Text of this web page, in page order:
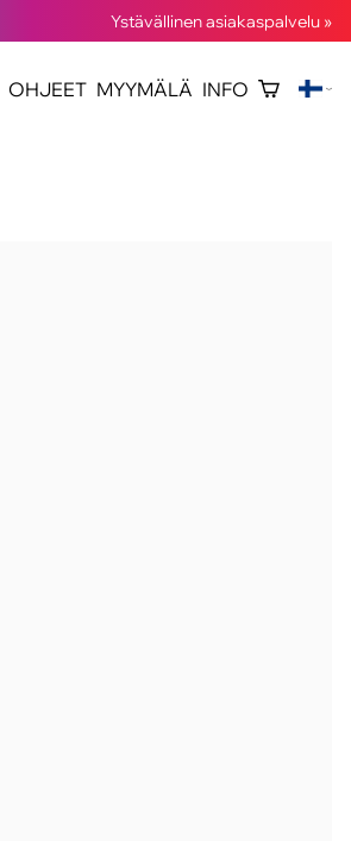
Ystävällinen asiakaspalvelu »
OHJEET MYYMÄLÄ INFO